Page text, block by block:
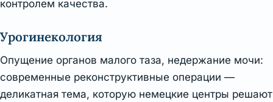
контролем качества.
Урогинекология
Опущение органов малого таза, недержание мочи:
современные реконструктивные операции —
деликатная тема, которую немецкие центры решают